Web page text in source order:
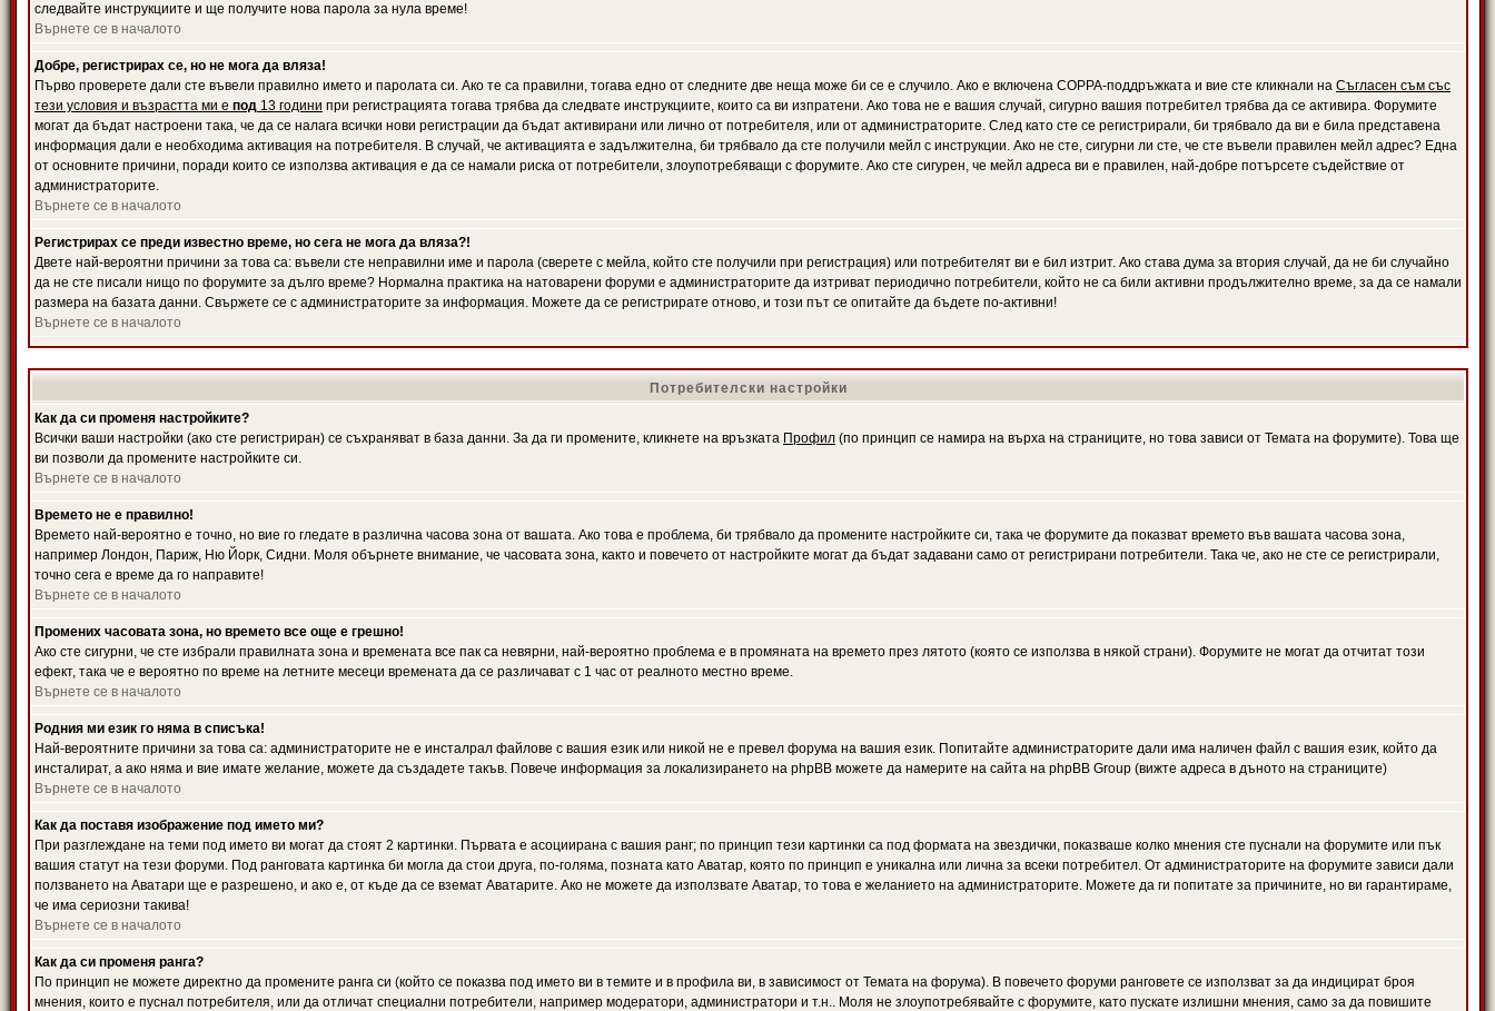
следвайте инструкциите и ще получите нова парола за нула време!
Върнете се в началото
Добре, регистрирах се, но не мога да вляза!
Първо проверете дали сте въвели правилно името и паролата си. Ако те са правилни, тогава едно от следните две неща може би се е случило. Ако е включена COPPA-поддръжката и вие сте кликнали на Съгласен съм със
тези условия и възрастта ми е под 13 години при регистрацията тогава трябва да следвате инструкциите, които са ви изпратени. Ако това не е вашия случай, сигурно вашия потребител трябва да се активира. Форумите
могат да бъдат настроени така, че да се налага всички нови регистрации да бъдат активирани или лично от потребителя, или от администраторите. След като сте се регистрирали, би трябвало да ви е била представена
информация дали е необходима активация на потребителя. В случай, че активацията е задължителна, би трябвало да сте получили мейл с инструкции. Ако не сте, сигурни ли сте, че сте въвели правилен мейл адрес? Една
от основните причини, поради които се използва активация е да се намали риска от потребители, злоупотребяващи с форумите. Ако сте сигурен, че мейл адреса ви е правилен, най-добре потърсете съдействие от
администраторите.
Върнете се в началото
Регистрирах се преди известно време, но сега не мога да вляза?!
Двете най-вероятни причини за това са: въвели сте неправилни име и парола (сверете с мейла, който сте получили при регистрация) или потребителят ви е бил изтрит. Ако става дума за втория случай, да не би случайно
да не сте писали нищо по форумите за дълго време? Нормална практика на натоварени форуми е администраторите да изтриват периодично потребители, който не са били активни продължително време, за да се намали
размера на базата данни. Свържете се с администраторите за информация. Можете да се регистрирате отново, и този път се опитайте да бъдете по-активни!
Върнете се в началото
Потребителски настройки
Как да си променя настройките?
Всички ваши настройки (ако сте регистриран) се съхраняват в база данни. За да ги промените, кликнете на връзката Профил (по принцип се намира на върха на страниците, но това зависи от Темата на форумите). Това ще
ви позволи да промените настройките си.
Върнете се в началото
Времето не е правилно!
Времето най-вероятно е точно, но вие го гледате в различна часова зона от вашата. Ако това е проблема, би трябвало да промените настройките си, така че форумите да показват времето във вашата часова зона,
например Лондон, Париж, Ню Йорк, Сидни. Моля обърнете внимание, че часовата зона, както и повечето от настройките могат да бъдат задавани само от регистрирани потребители. Така че, ако не сте се регистрирали,
точно сега е време да го направите!
Върнете се в началото
Промених часовата зона, но времето все още е грешно!
Ако сте сигурни, че сте избрали правилната зона и времената все пак са невярни, най-вероятно проблема е в промяната на времето през лятото (която се използва в някой страни). Форумите не могат да отчитат този
ефект, така че е вероятно по време на летните месеци времената да се различават с 1 час от реалното местно време.
Върнете се в началото
Родния ми език го няма в списъка!
Най-вероятните причини за това са: администраторите не е инсталрал файлове с вашия език или никой не е превел форума на вашия език. Попитайте администраторите дали има наличен файл с вашия език, който да
инсталират, а ако няма и вие имате желание, можете да създадете такъв. Повече информация за локализирането на phpBB можете да намерите на сайта на phpBB Group (вижте адреса в дъното на страниците)
Върнете се в началото
Как да поставя изображение под името ми?
При разглеждане на теми под името ви могат да стоят 2 картинки. Първата е асоциирана с вашия ранг; по принцип тези картинки са под формата на звездички, показваше колко мнения сте пуснали на форумите или пък
вашия статут на тези форуми. Под ранговата картинка би могла да стои друга, по-голяма, позната като Аватар, която по принцип е уникална или лична за всеки потребител. От администраторите на форумите зависи дали
ползването на Аватари ще е разрешено, и ако е, от къде да се вземат Аватарите. Ако не можете да използвате Аватар, то това е желанието на администраторите. Можете да ги попитате за причините, но ви гарантираме,
че има сериозни такива!
Върнете се в началото
Как да си променя ранга?
По принцип не можете директно да промените ранга си (който се показва под името ви в темите и в профила ви, в зависимост от Темата на форума). В повечето форуми ранговете се използват за да индицират броя
мнения, които е пуснал потребителя, или да отличат специални потребители, например модератори, администратори и т.н.. Моля не злоупотребявайте с форумите, като пускате излишни мнения, само за да повишите